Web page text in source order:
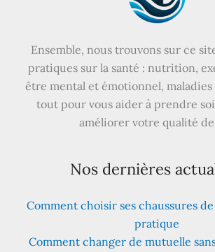
Ensemble, nous trouvons sur ce
pratiques sur la santé : nutrition,
être mental et émotionnel,
tout pour vous aider à prendre
améliorer votre qualité
Nos dernières
Comment choisir ses chaussures
pratique
Comment changer de mutuelle